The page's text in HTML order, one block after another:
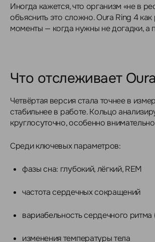
Иногда кажется, что организм «не в
объяснить это сложно. Oura Ring 4 как
моменты — когда нужны не догадки, а
Что отслеживает
Четвёртая версия стала точнее в
стабильнее в работе. Кольцо
круглосуточно, особенно
Среди ключевых параметров:
фазы сна: глубокий, лёгкий, REM
частота сердечных сокращений
вариабельность сердечного ритма
изменения температуры тела